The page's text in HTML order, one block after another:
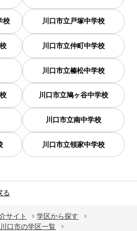
校 川口市立戸塚中学校
川口市立仲町中学校
川口市立榛松中学校
川口市立鳩ヶ谷中学校
川口市立南中学校
川口市立領家中学校
る
サイト
学区から探す
川口市の学区一覧